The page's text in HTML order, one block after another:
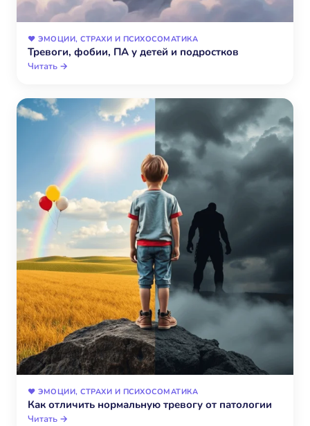
❤️ ЭМОЦИИ, СТРАХИ И ПСИХОСОМАТИКА
Тревоги, фобии, ПА у детей и подростков
Читать →
❤️ ЭМОЦИИ, СТРАХИ И ПСИХОСОМАТИКА
Как отличить нормальную тревогу от патологии
Читать →